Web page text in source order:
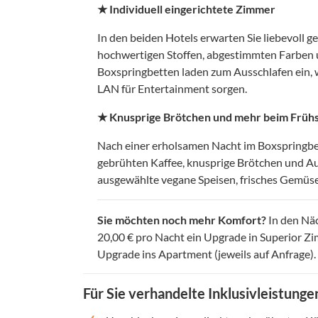
★ Individuell eingerichtete Zimmer
In den beiden Hotels erwarten Sie liebevoll
hochwertigen Stoffen, abgestimmten
Boxspringbetten laden zum Ausschlafen
LAN für Entertainment sorgen.
★ Knusprige Brötchen und mehr beim
Nach einer erholsamen Nacht im
gebrühten Kaffee, knusprige Brötchen und
ausgewählte vegane Speisen, frisches
Sie möchten noch mehr Komfort? In den
20,00 € pro Nacht ein Upgrade in Superior
Upgrade ins Apartment (jeweils auf
Für Sie verhandelte